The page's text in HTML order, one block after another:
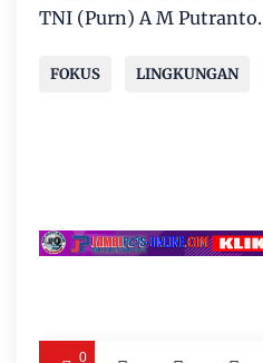
TNI (Purn) A M Putranto.
FOKUS LINGKUNGAN
0